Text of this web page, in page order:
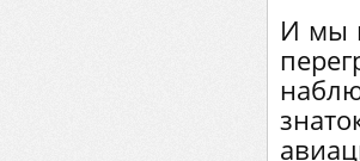
И мы